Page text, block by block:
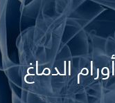
الدماغ